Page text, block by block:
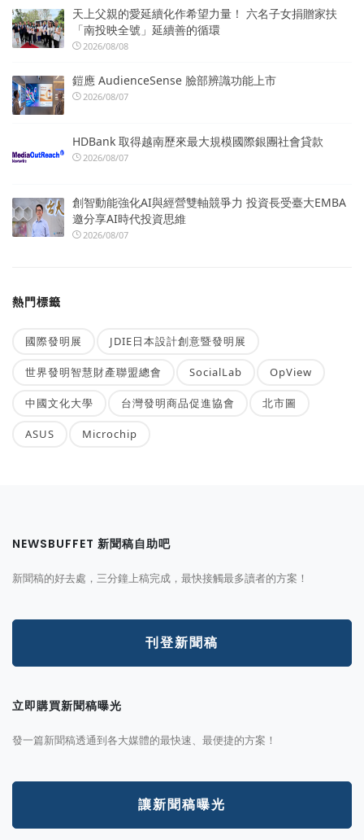
天上父親的愛延續化作希望力量！ 六名子女捐贈家扶
「南投映全號」延續善的循環
2026/08/08
鎧應 AudienceSense 臉部辨識功能上市
2026/08/07
HDBank 取得越南歷來最大規模國際銀團社會貸款
2026/08/07
創智動能強化AI與經營雙軸競爭力 投資長受臺大EMBA
邀分享AI時代投資思維
2026/08/07
熱門標籤
國際發明展 JDIE日本設計創意暨發明展
世界發明智慧財產聯盟總會 SocialLab OpView
中國文化大學 台灣發明商品促進協會 北市圖
ASUS Microchip
NEWSBUFFET 新聞稿自助吧
新聞稿的好去處，三分鐘上稿完成，最快接觸最多讀者的方案！
刊登新聞稿
立即購買新聞稿曝光
發一篇新聞稿透通到各大媒體的最快速、最便捷的方案！
讓新聞稿曝光